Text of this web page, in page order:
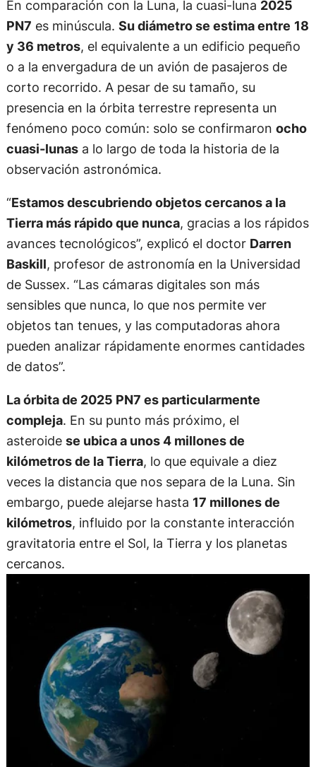
En comparación con la Luna, la cuasi-luna 2025
PN7 es minúscula. Su diámetro se estima entre 18
y 36 metros, el equivalente a un edificio pequeño
o a la envergadura de un avión de pasajeros de
corto recorrido. A pesar de su tamaño, su
presencia en la órbita terrestre representa un
fenómeno poco común: solo se confirmaron ocho
cuasi-lunasa lo largo de toda la historia de la
observación astronómica.
“Estamos descubriendo objetos cercanos a la
Tierra más rápido que nunca, gracias a los rápidos
avances tecnológicos”, explicó el doctor Darren
Baskill, profesor de astronomía en la Universidad
de Sussex. “Las cámaras digitales son más
sensibles que nunca, lo que nos permite ver
objetos tan tenues, y las computadoras ahora
pueden analizar rápidamente enormes cantidades
de datos”.
La órbita de 2025 PN7 es particularmente
compleja. En su punto más próximo, el
asteroide se ubica a unos 4 millones de
kilómetros de la Tierra, lo que equivale a diez
veces la distancia que nos separa de la Luna. Sin
embargo, puede alejarse hasta 17 millones de
kilómetros, influido por la constante interacción
gravitatoria entre el Sol, la Tierra y los planetas
cercanos.